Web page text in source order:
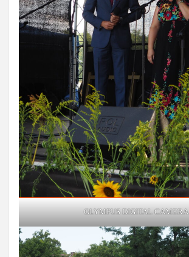
OLYMPUS DIGITAL CAMERA